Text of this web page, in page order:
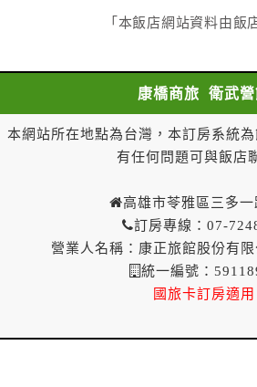
者，乙方應退還預收約定房價總金
(二) 一年內保留已付金額作為日後
乙方於一年內保留已付金額作為甲
用。乙方不得對甲方已付金額的折
二、甲方解約通知於預定住宿日當
知者，乙方得不退還預收約定房價總
第八條（契約變更）
甲方於訂房後，要求變更住宿日期
費用。
「本飯店網站資料由飯
康橋商旅 衛武營
本網站所在地點為台灣，本訂房系統
有任何問題可與飯店
高雄市苓雅區三多一
訂房專線：07-
營業人名稱：康正旅館股份有限
統一編號：
國旅卡訂房適用